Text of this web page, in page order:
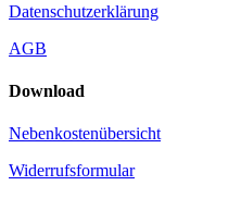
Datenschutzerklärung
AGB
Download
Nebenkostenübersicht
Widerrufsformular